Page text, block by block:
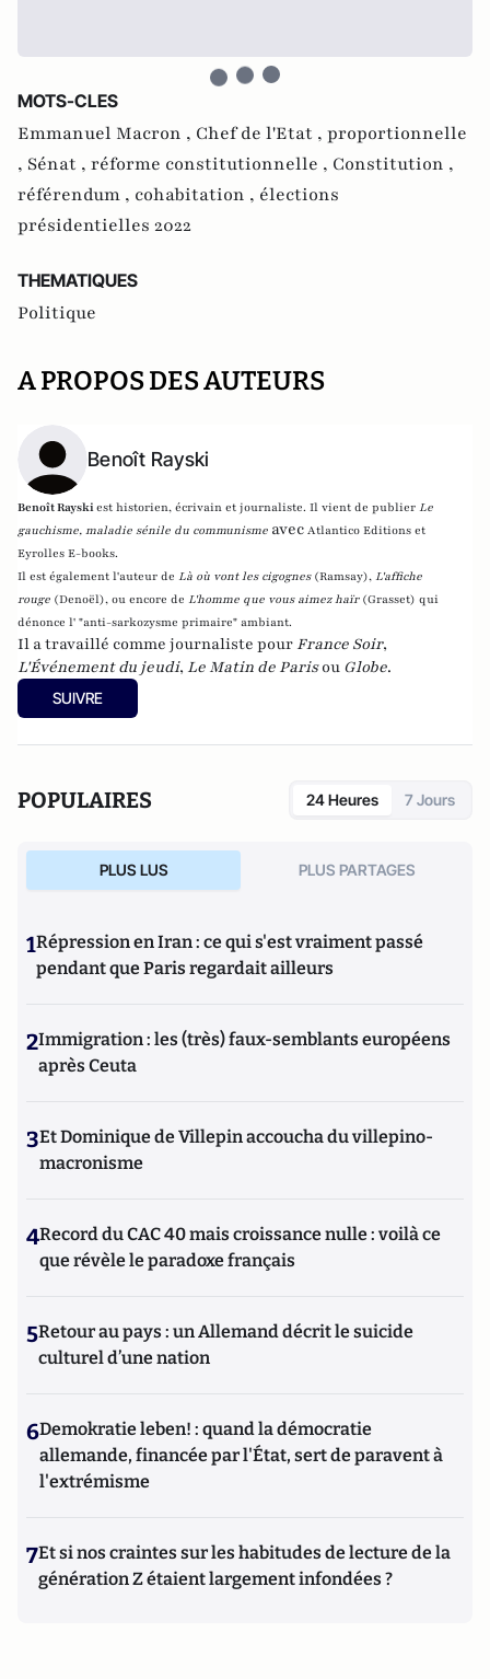
MOTS-CLES
Emmanuel Macron , Chef de l'Etat , proportionnelle
, Sénat , réforme constitutionnelle , Constitution ,
référendum , cohabitation , élections
présidentielles 2022
THEMATIQUES
Politique
A PROPOS DES AUTEURS
Benoît Rayski
Benoît Rayskiest historien, écrivain et journaliste. Il vient de publier Le
gauchisme, maladie sénile du communisme avec Atlantico Editions et
Eyrolles E-books.
Il est également l'auteur de Là où vont les cigognes (Ramsay), L'affiche
rouge (Denoël), ou encore de L'homme que vous aimez haïr (Grasset) qui
dénonce l' "anti-sarkozysme primaire" ambiant.
Il a travaillé comme journaliste pour France Soir,
L'Événement du jeudi, Le Matin de Parisou Globe.
SUIVRE
POPULAIRES 24 Heures 7 Jours
PLUS LUS PLUS PARTAGES
1Répression en Iran : ce qui s'est vraiment passé
pendant que Paris regardait ailleurs
2Immigration : les (très) faux-semblants européens
après Ceuta
3Et Dominique de Villepin accoucha du villepino-
macronisme
4Record du CAC 40 mais croissance nulle : voilà ce
que révèle le paradoxe français
5Retour au pays : un Allemand décrit le suicide
culturel d’une nation
6Demokratie leben! : quand la démocratie
allemande, financée par l'État, sert de paravent à
l'extrémisme
7Et si nos craintes sur les habitudes de lecture de la
génération Z étaient largement infondées ?